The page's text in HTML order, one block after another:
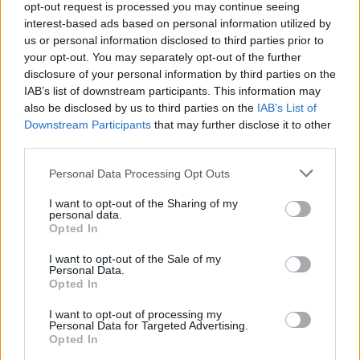
opt-out request is processed you may continue seeing
interest-based ads based on personal information utilized by
us or personal information disclosed to third parties prior to
your opt-out. You may separately opt-out of the further
disclosure of your personal information by third parties on the
IAB’s list of downstream participants. This information may
also be disclosed by us to third parties on the IAB’s List of
Downstream Participants that may further disclose it to other
Personal Data Processing Opt Outs
I want to opt-out of the Sharing of my
personal data.
Opted In
I want to opt-out of the Sale of my
Personal Data.
Opted In
I want to opt-out of processing my
Personal Data for Targeted Advertising.
Opted In
παιχνίδια.
Βαθμολογία:8/10
Μεντόζα:Ο 3ος του άξονα τα πήγε και αυτός
περίφημα, πολλές μονομαχίες, πολύ τρέξιμο,
βοήθησε σε όλους τους τομείς.
Βαθμολογία:7/10
Nτουάρτε:Θετικός ο νεαρός Πορτογάλος, σε
μία πλευρά που με την ανακοίνωση της
ανασταλτικά του καθήκοντα, είχε και τις
στιγμές του στην επίθεση.
Βαθμολογία:6,5/10